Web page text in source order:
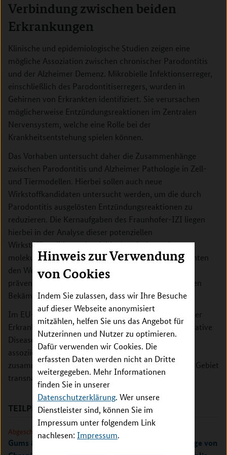
Hinweis zur Verwendung
von Cookies
Indem Sie zulassen, dass wir Ihre Besuche
auf dieser Webseite anonymisiert
mitzählen, helfen Sie uns das Angebot für
Nutzerinnen und Nutzer zu optimieren.
Dafür verwenden wir Cookies. Die
erfassten Daten werden nicht an Dritte
weitergegeben. Mehr Informationen
finden Sie in unserer
Datenschutzerklärung. Wer unsere
Dienstleister sind, können Sie im
Impressum unter folgendem Link
nachlesen: Impressum.
Verbindung zwischen beiden
Erkrankungen
Klinische und epidemiologische Studien zeigen eine
mögliche Assoziation zwischen chronischer Parodontitis
und der Alzheimer Demenz. Mikrobielle Infektionserreger,
einschließlich des Parodontitiserregers, wurden in
Gehirnen von Erkrankten identifiziert. Sie verursachen
möglicherweise Entzündungsreaktionen im Zentralen
Nervensystem, welche eine Rolle bei der
Krankheitsentstehung spielen können.
Das Vorhaben untersucht daher die Zusammenhänge
zwischen Parodontitis und Alzheimer Pathologie in Zell-
und Tiermodellen. Hierbei sollen auch neue
Wirkstoffkandidaten untersucht werden, um die durch
Parodontitis ausgelösten Entzündungsreaktionen zu
reduzieren. Die Kernaufgaben des Fraunhofer-IZI liegen
hierbei in der Analyse dieser potenziellen
Wirkstoffkandidaten durch biochemische und
molekularbiologische Techniken. Die Ergebnisse könnten
den Weg für frühe diagnostische Verfahren und für
präventive und therapeutische Strategien zur gezielten
Bekämpfung des Parodontitiserregers ebnen.
Im EU-Programm zur Erforschung neurodegenerativer
Erkrankungen (EU Joint Programme – Neurodegenerative
Disease Research, JPND) arbeiten EU-Mitglieds- und
assoziierte Staaten sowie Kanada und Australien
zusammen. Hierdurch soll die Forschung auf diesem Gebiet
transnational gebündelt und gestärkt werden.
TEILPROJEKTE
Abgeschlossen
Gums & Brains - Die Alzheimersche Demenz als Folge von